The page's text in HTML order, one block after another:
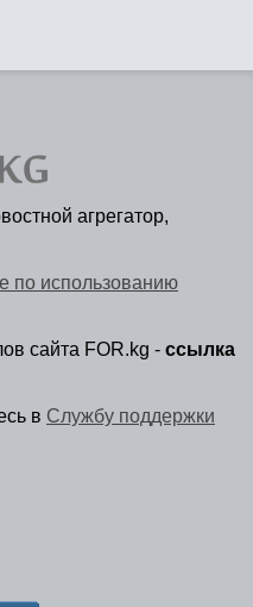
агрегатор,
по использованию
сайта FOR.kg - ссылка
в Службу поддержки